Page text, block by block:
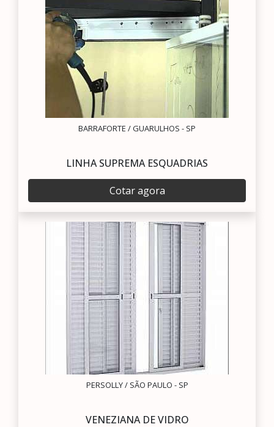
BARRAFORTE / GUARULHOS - SP
LINHA SUPREMA ESQUADRIAS
Cotar agora
PERSOLLY / SÃO PAULO - SP
VENEZIANA DE VIDRO